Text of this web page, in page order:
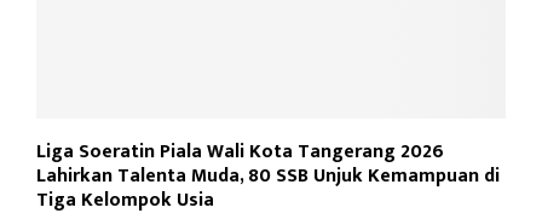
Liga Soeratin Piala Wali Kota Tangerang 2026
Lahirkan Talenta Muda, 80 SSB Unjuk Kemampuan di
Tiga Kelompok Usia